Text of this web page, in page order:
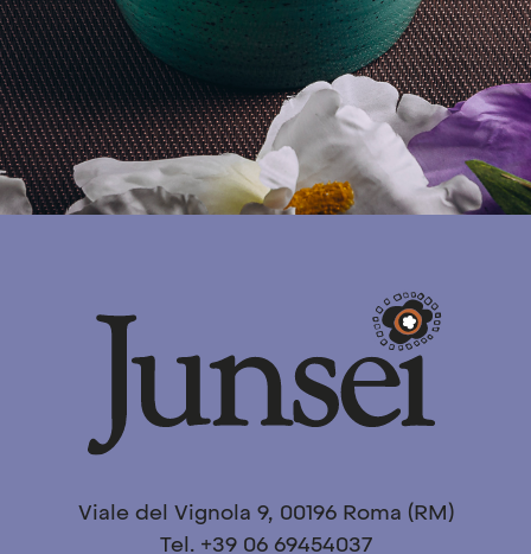
Viale del Vignola 9, 00196 Roma (RM)
Tel. +39 06 69454037